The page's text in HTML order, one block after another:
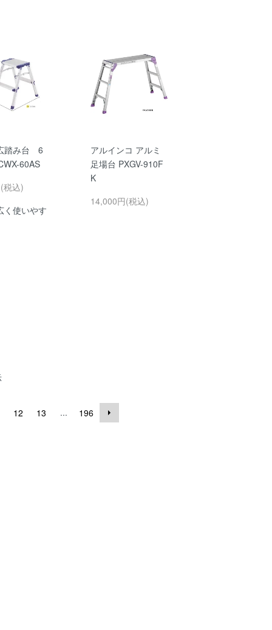
踏み台 6
60AS
税込)
く使いやす
アルインコ アルミ
足場台 PXGV-910F
K
14,000円(税込)
12 13 ... 196